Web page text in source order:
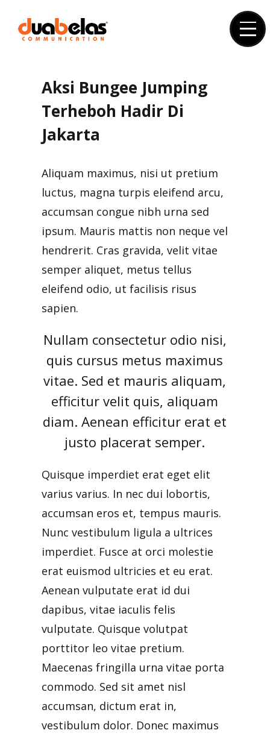
Aksi Bungee Jumping
Terheboh Hadir Di
Jakarta
Aliquam maximus, nisi ut pretium
luctus, magna turpis eleifend arcu,
accumsan congue nibh urna sed
ipsum. Mauris mattis non neque vel
hendrerit. Cras gravida, velit vitae
semper aliquet, metus tellus
eleifend odio, ut facilisis risus
sapien.
Nullam consectetur odio nisi,
quis cursus metus maximus
vitae. Sed et mauris aliquam,
efficitur velit quis, aliquam
diam. Aenean efficitur erat et
justo placerat semper.
Quisque imperdiet erat eget elit
varius varius. In nec dui lobortis,
accumsan eros et, tempus mauris.
Nunc vestibulum ligula a ultrices
imperdiet. Fusce at orci molestie
erat euismod ultricies et eu erat.
Aenean vulputate erat id dui
dapibus, vitae iaculis felis
vulputate. Quisque volutpat
porttitor leo vitae pretium.
Maecenas fringilla urna vitae porta
commodo. Sed sit amet nisl
accumsan, dictum erat in,
vestibulum dolor. Donec maximus